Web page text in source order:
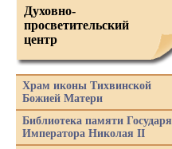
Духовно-
просветительский
центр
Храм иконы Тихвинской
Божией Матери
Библиотека памяти Государя
Императора Николая II